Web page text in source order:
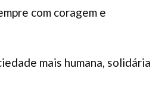
com coragem e
mais humana, solidária